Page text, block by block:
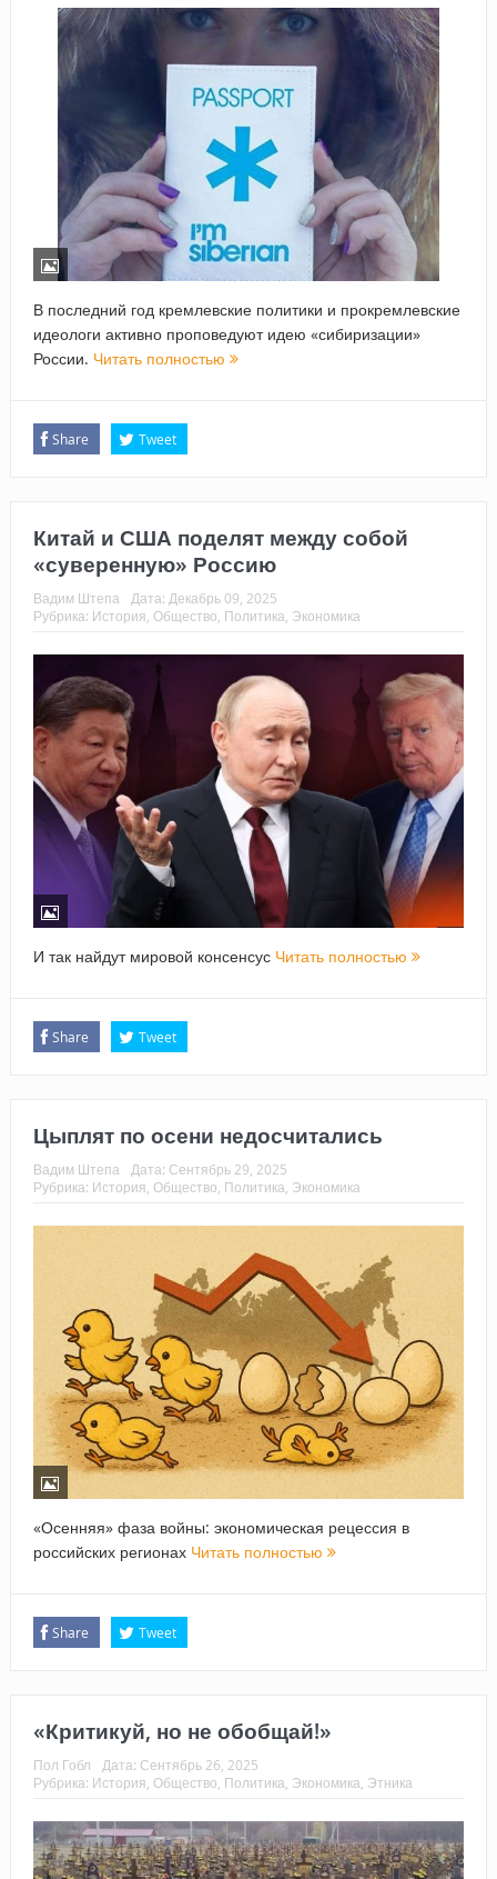
В последний год кремлевские политики и прокремлевские
идеологи активно проповедуют идею «сибиризации»
России. Читать полностью
Share Tweet
Китай и США поделят между собой
«суверенную» Россию
Вадим Штепа Дата: Декабрь 09, 2025
Рубрика: История Общество Политика Экономика
И так найдут мировой консенсус Читать полностью
Share Tweet
Цыплят по осени недосчитались
Вадим Штепа Дата: Сентябрь 29, 2025
Рубрика: История, Общество, Политика, Экономика
«Осенняя» фаза войны: экономическая рецессия в
российских регионах Читать полностью
Share Tweet
«Критикуй, но не обобщай!»
Пол Гобл Дата: Сентябрь 26, 2025
Рубрика: История, Общество, Политика, Экономика, Этника